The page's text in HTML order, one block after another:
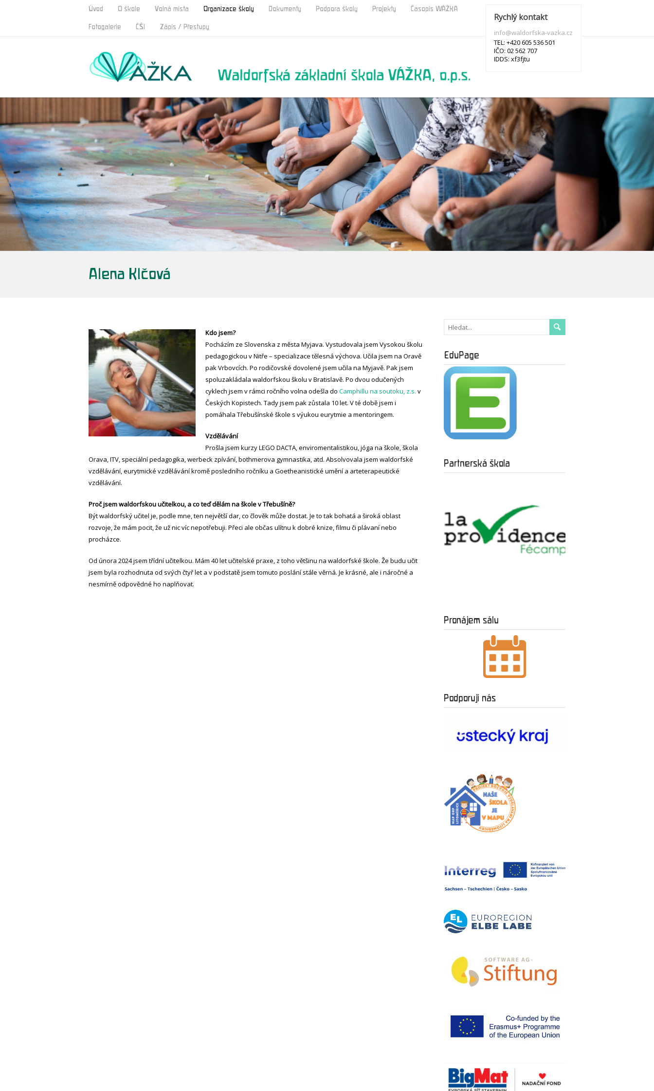
Úvod O škole Volná místa Organizace školy Dokumenty Podpora školy Projekty Časopis WÁŽKA
Fotogalerie ČŠI Zápis / Přestupy
Rychlý kontakt
info@waldorfska-vazka.cz
TEL: +420 605 536 501
IČO: 02 562 707
IDDS: xf3fjtu
Alena Klčová
Kdo jsem?
Pocházím ze Slovenska z města Myjava. Vystudovala jsem Vysokou školu
pedagogickou v Nitře – specializace tělesná výchova. Učila jsem na Oravě
pak Vrbovcích. Po rodičovské dovolené jsem učila na Myjavě. Pak jsem
spoluzakládala waldorfskou školu v Bratislavě. Po dvou odučených
cyklech jsem v rámci ročního volna odešla do Camphillu na soutoku, z.s. v
Českých Kopistech. Tady jsem pak zůstala 10 let. V té době jsem i
pomáhala Třebušínské škole s výukou eurytmie a mentoringem.
Vzdělávání
Prošla jsem kurzy LEGO DACTA, enviromentalistikou, jóga na škole, škola
Orava, ITV, speciální pedagogika, werbeck zpívání, bothmerova gymnastika, atd. Absolvovala jsem waldorfské
vzdělávání, eurytmické vzdělávání kromě posledního ročníku a Goetheanistické umění a arteterapeutické
vzdělávání.
Proč jsem waldorfskou učitelkou, a co teď dělám na škole v Třebušíně?
Být waldorfský učitel je, podle mne, ten největší dar, co člověk může dostat. Je to tak bohatá a široká oblast
rozvoje, že mám pocit, že už nic víc nepotřebuji. Přeci ale občas ulítnu k dobré knize, filmu či plávaní nebo
procházce.
Od února 2024 jsem třídní učitelkou. Mám 40 let učitelské praxe, z toho většinu na waldorfské škole. Že budu učit
jsem byla rozhodnuta od svých čtyř let a v podstatě jsem tomuto poslání stále věrná. Je krásné, ale i náročné a
nesmírně odpovědné ho naplňovat.
EduPage
Partnerská škola
Pronájem sálu
Podporují nás